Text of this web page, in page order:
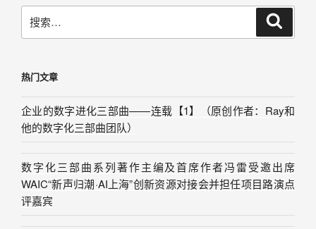
热门文章
企业的数字进化三部曲——连载【1】（原创作者：Ray和
他的数字化三部曲团队）
数字化三部曲系列著作主编及首席作者冯雷受邀出席
WAIC“新声归潮·AI上海”创新资源对接会并担任项目路演点
评嘉宾